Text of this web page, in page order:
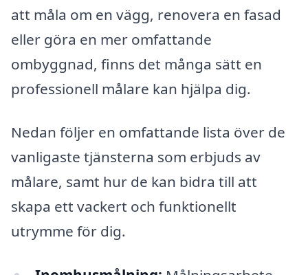
att måla om en vägg, renovera en fasad
eller göra en mer omfattande
ombyggnad, finns det många sätt en
professionell målare kan hjälpa dig.
Nedan följer en omfattande lista över de
vanligaste tjänsterna som erbjuds av
målare, samt hur de kan bidra till att
skapa ett vackert och funktionellt
utrymme för dig.